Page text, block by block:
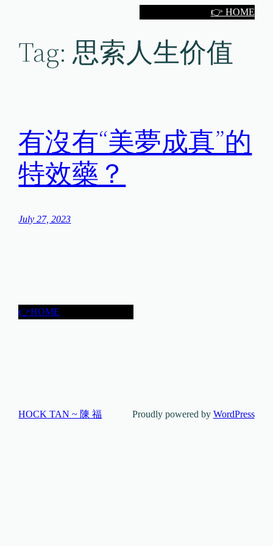
👉 HOME
Tag:思索人生价值
有沒有“美夢成真”的
特效藥？
July 27, 2023
👉HOME
HOCK TAN ~ 陳 福 Proudly powered by WordPress